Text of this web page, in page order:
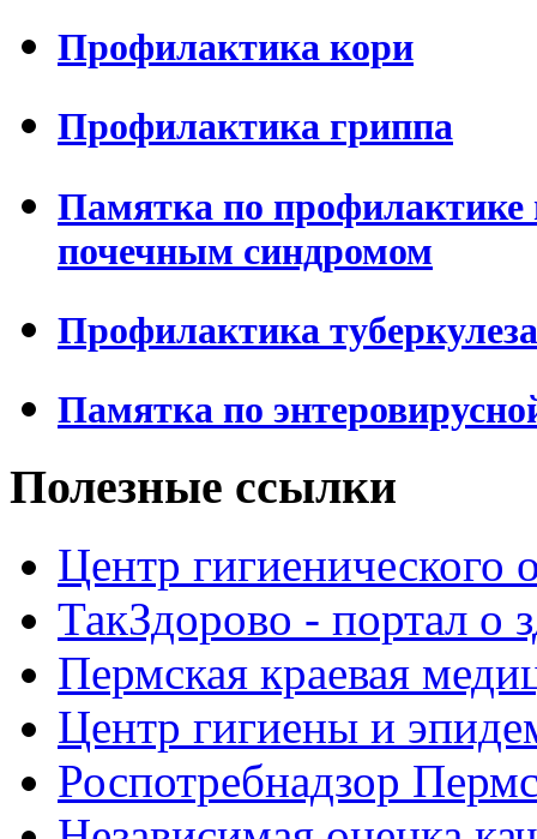
Профилактика кори
Профилактика гриппа
Памятка по профилактике
почечным синдромом
Профилактика туберкулеза
Памятка по
Полезные ссылки
Центр гигиенического
ТакЗдорово - портал о
Пермская краевая
Центр гигиены и
Роспотребнадзор